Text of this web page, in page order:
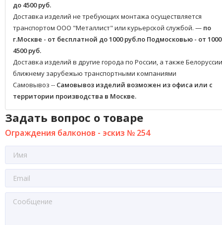
до 4500 руб.
Доставка изделий не требующих монтажа осуществляется
транспортом ООО "Металлист" или курьерской службой. — по
г.Москве - от бесплатной до 1000 руб.по Подмосковью - от
4500 руб.
Доставка изделий в другие города по России, а также
ближнему зарубежью транспортными компаниями
Самовывоз -- Самовывоз изделий возможен из офиса или с
территории производства в Москве.
Задать вопрос о товаре
Ограждения балконов - эскиз № 254